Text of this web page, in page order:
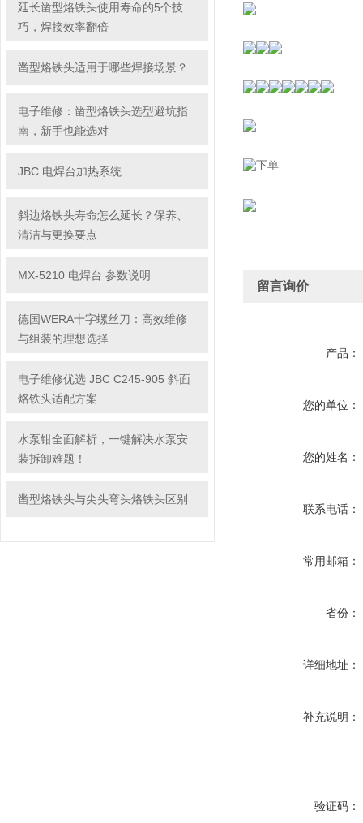
延长凿型烙铁头使用寿命的5个技
巧，焊接效率翻倍
凿型烙铁头适用于哪些焊接场景？
电子维修：凿型烙铁头选型避坑指
南，新手也能选对
JBC 电焊台加热系统
斜边烙铁头寿命怎么延长？保养、
清洁与更换要点
MX-5210 电焊台 参数说明
德国WERA十字螺丝刀：高效维修
与组装的理想选择
电子维修优选 JBC C245-905 斜面
烙铁头适配方案
水泵钳全面解析，一键解决水泵安
装拆卸难题！
凿型烙铁头与尖头弯头烙铁头区别
留言询价
产品：
您的单位：
您的姓名：
联系电话：
常用邮箱：
省份：
详细地址：
补充说明：
验证码：